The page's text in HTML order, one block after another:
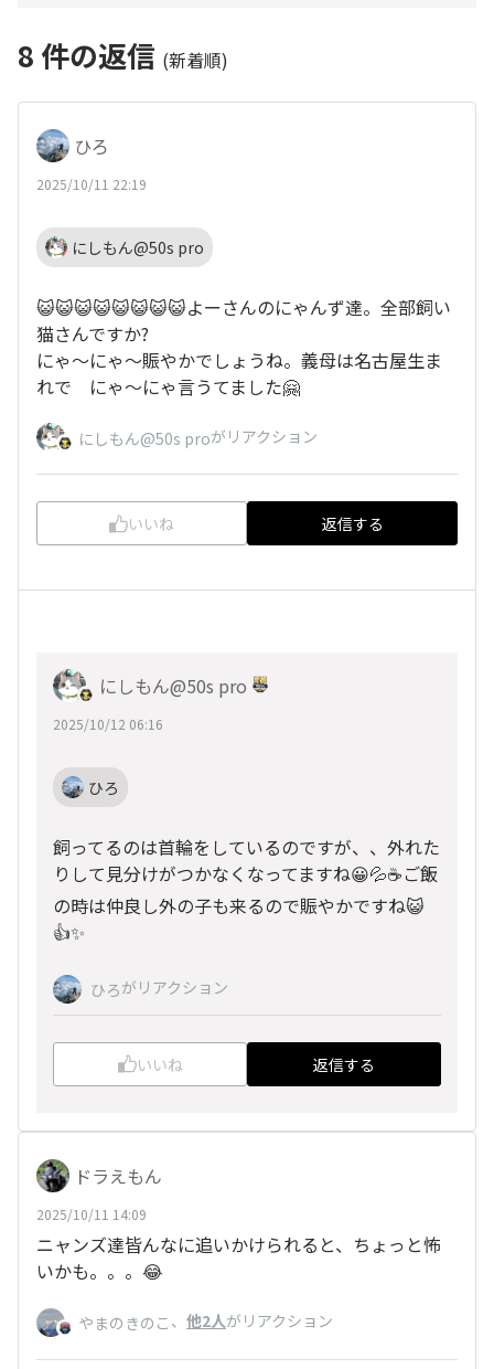
8 件の返信 (新着順)
ひろ
2025/10/11 22:19
にしもん@50s pro
😺😺😺😺😺😺😺😺よーさんのにゃんず達。全部飼い
猫さんですか?
にゃ〜にゃ〜賑やかでしょうね。義母は名古屋生ま
れで にゃ〜にゃ言うてました🤗
にしもん@50s proがリアクション
いいね 返信する
にしもん@50s pro
2025/10/12 06:16
ひろ
飼ってるのは首輪をしているのですが、、外れた
りして見分けがつかなくなってますね😀💦☕ご飯
の時は仲良し外の子も来るので賑やかですね😺
👍✨
ひろがリアクション
いいね 返信する
ドラえもん
2025/10/11 14:09
ニャンズ達皆んなに追いかけられると、ちょっと怖
いかも。。。😂
やまのきのこ 、 他2人がリアクション